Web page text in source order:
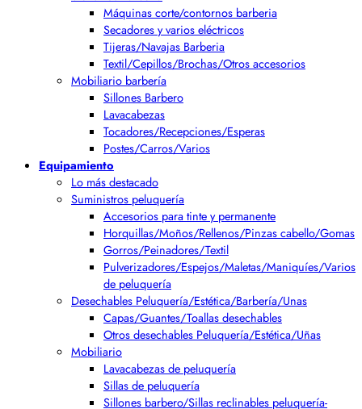
Máquinas corte/contornos barberia
Secadores y varios eléctricos
Tijeras/Navajas Barberia
Textil/Cepillos/Brochas/Otros accesorios
Mobiliario barbería
Sillones Barbero
Lavacabezas
Tocadores/Recepciones/Esperas
Postes/Carros/Varios
Equipamiento
Lo más destacado
Suministros peluquería
Accesorios para tinte y permanente
Horquillas/Moños/Rellenos/Pinzas cabello/Gomas
Gorros/Peinadores/Textil
Pulverizadores/Espejos/Maletas/Maniquíes/Varios
de peluquería
Desechables Peluquería/Estética/Barbería/Unas
Capas/Guantes/Toallas desechables
Otros desechables Peluquería/Estética/Uñas
Mobiliario
Lavacabezas de peluquería
Sillas de peluquería
Sillones barbero/Sillas reclinables peluquería-